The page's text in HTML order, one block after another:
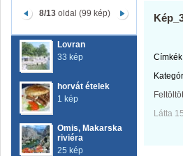
8/13 oldal (99 kép)
Lovran
33 kép
horvát ételek
1 kép
Omis, Makarska
riviéra
25 kép
Látta